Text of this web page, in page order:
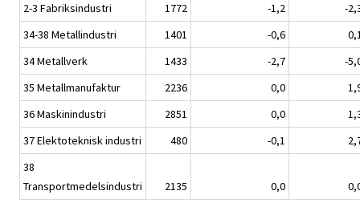
2-3 Fabriksindustri
1772 -1,2
-
34-38 Metallindustri
1401 -0,6
34 Metallverk
1433 -2,7
-
35 Metallmanufaktur
2236 0,0
36 Maskinindustri
2851 0,0
37 Elektoteknisk industri
480 -0,1
38
Transportmedelsindustri
2135 0,0